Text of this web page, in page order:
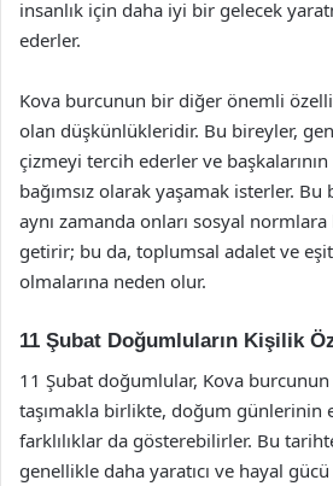
insanlık için daha iyi bir gelecek
ederler.
Kova burcunun bir diğer önemli
olan düşkünlükleridir. Bu bireyler,
çizmeyi tercih ederler ve
bağımsız olarak yaşamak isterler. Bu
aynı zamanda onları sosyal normlara
getirir; bu da, toplumsal adalet ve
olmalarına neden olur.
11 Şubat Doğumluların Kişilik
11 Şubat doğumlular, Kova
taşımakla birlikte, doğum günlerinin
farklılıklar da gösterebilirler. Bu
genellikle daha yaratıcı ve hayal